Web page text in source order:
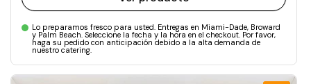
Lo preparamos fresco para usted. Entregas en Miami-Dade, Broward
y Palm Beach. Seleccione la fecha y la hora en el checkout. Por favor,
haga su pedido con anticipación debido a la alta demanda de
nuestro catering.